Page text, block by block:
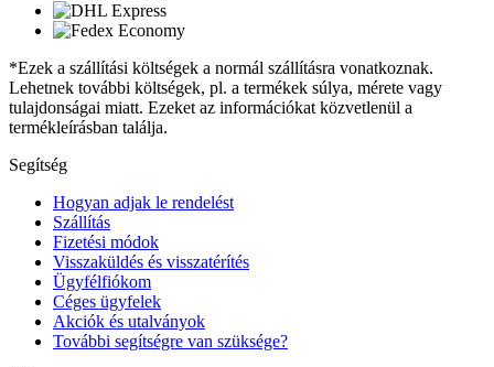
*Ezek a szállítási költségek a normál szállításra vonatkoznak.
Lehetnek további költségek, pl. a termékek súlya, mérete vagy
tulajdonságai miatt. Ezeket az információkat közvetlenül a
termékleírásban találja.
Segítség
Hogyan adjak le rendelést
Szállítás
Fizetési módok
Visszaküldés és visszatérítés
Ügyfélfiókom
Céges ügyfelek
Akciók és utalványok
További segítségre van szüksége?